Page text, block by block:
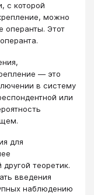
с которой
можно
операнты. Этот
— это
в систему
или
для
теоретик.
введения
наблюдению